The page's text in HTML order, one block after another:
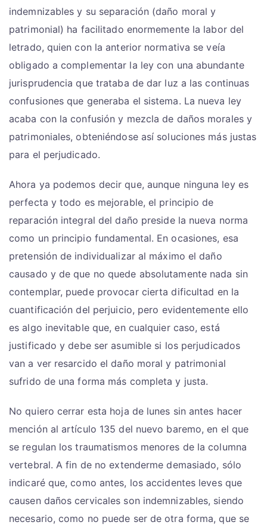
indemnizables y su separación (daño moral y
patrimonial) ha facilitado enormemente la labor del
letrado, quien con la anterior normativa se veía
obligado a complementar la ley con una abundante
jurisprudencia que trataba de dar luz a las continuas
confusiones que generaba el sistema. La nueva ley
acaba con la confusión y mezcla de daños morales y
patrimoniales, obteniéndose así soluciones más justas
para el perjudicado.
Ahora ya podemos decir que, aunque ninguna ley es
perfecta y todo es mejorable, el principio de
reparación integral del daño preside la nueva norma
como un principio fundamental. En ocasiones, esa
pretensión de individualizar al máximo el daño
causado y de que no quede absolutamente nada sin
contemplar, puede provocar cierta dificultad en la
cuantificación del perjuicio, pero evidentemente ello
es algo inevitable que, en cualquier caso, está
justificado y debe ser asumible si los perjudicados
van a ver resarcido el daño moral y patrimonial
sufrido de una forma más completa y justa.
No quiero cerrar esta hoja de lunes sin antes hacer
mención al artículo 135 del nuevo baremo, en el que
se regulan los traumatismos menores de la columna
vertebral. A fin de no extenderme demasiado, sólo
indicaré que, como antes, los accidentes leves que
causen daños cervicales son indemnizables, siendo
necesario, como no puede ser de otra forma, que se